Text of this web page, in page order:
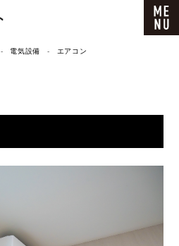
ウィザースホーム オーナーサイト
電気設備 エアコン